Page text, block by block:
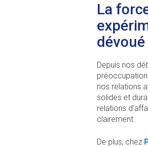
La
dévoué
Depuis nos
nos relations
solides et
relations
clairement.
De plus, chez